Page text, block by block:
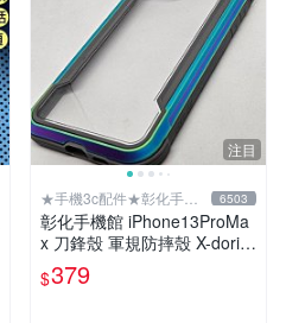
注目
★手機3c配件★彰化手機
館
6503
彰化手機館 iPhone13ProMa
x 刀鋒殼 軍規防摔殼 X-doria
手機殼 i13 金屬框 極盾
$379